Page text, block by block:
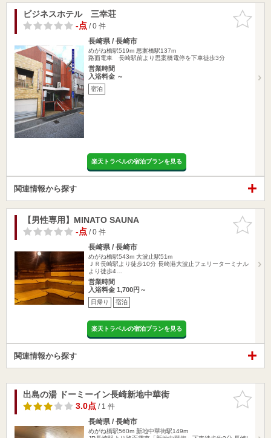
お気に入
りに追加
ビジネスホテル 三幸荘
-点/ 0 件
長崎県 / 長崎市
めがね橋駅519m 思案橋駅137m
路面電車 長崎駅前より思案橋電停を下車徒歩3分
営業時間
入浴料金 ～
宿泊
楽天トラベルの宿泊プランを見る
関連情報から探す
お気に入
りに追加
【男性専用】MINATO SAUNA
-点/ 0 件
長崎県 / 長崎市
めがね橋駅543m 大波止駅51m
ＪＲ長崎駅より徒歩10分 長崎港大波止フェリーターミナル
より徒歩4…
営業時間
入浴料金 1,700円～
日帰り 宿泊
楽天トラベルの宿泊プランを見る
関連情報から探す
お気に入
りに追加
出島の湯 ドーミーイン長崎新地中華街
3.0点/ 1 件
長崎県 / 長崎市
めがね橋駅560m 新地中華街駅149m